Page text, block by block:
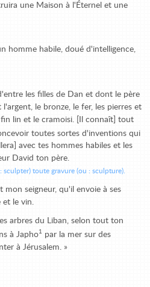
une Maison à l'Éternel et une
homme habile, doué d'intelligence,
les filles de Dan et dont le père
le bronze, le fer, les pierres et
lin et le cramoisi. [Il connaît] tout
toutes sortes d'inventions qui
avec tes hommes habiles et les
David ton père.
sculpter) toute gravure (ou : sculpture).
mon seigneur, qu'il envoie à ses
et le vin.
arbres du Liban, selon tout ton
à Japho1 par la mer sur des
à Jérusalem. »